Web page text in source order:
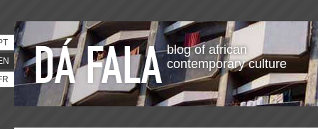
blog of african
contemporary culture